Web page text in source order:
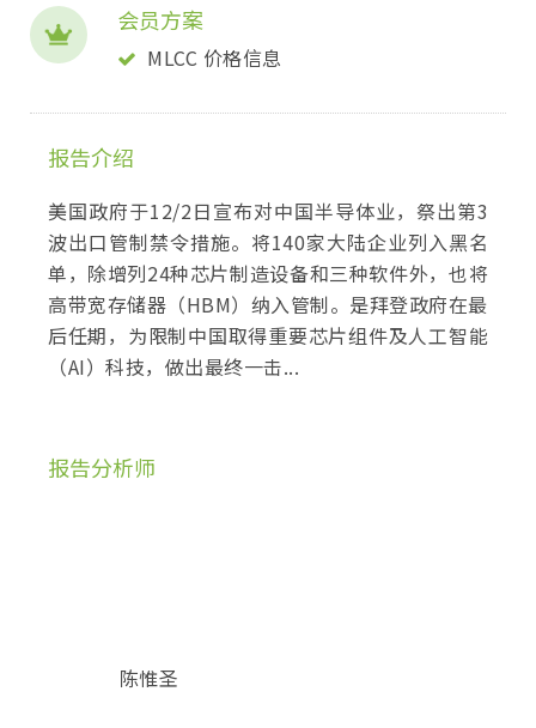
会员方案
MLCC 价格信息
报告介绍
美国政府于12/2日宣布对中国半导体业，祭出第3
波出口管制禁令措施。将140家大陆企业列入黑名
单，除增列24种芯片制造设备和三种软件外，也将
高带宽存储器（HBM）纳入管制。是拜登政府在最
后任期，为限制中国取得重要芯片组件及人工智能
（AI）科技，做出最终一击...
报告分析师
陈惟圣